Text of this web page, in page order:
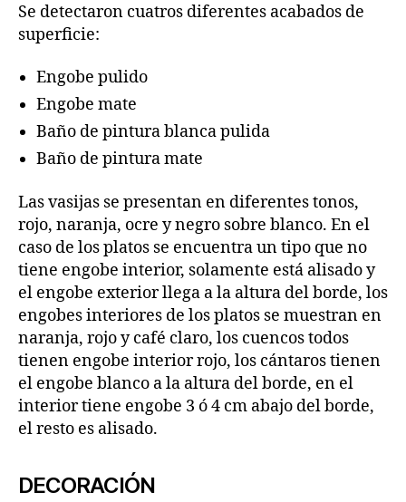
Se detectaron cuatros diferentes acabados de
superficie:
Engobe pulido
Engobe mate
Baño de pintura blanca pulida
Baño de pintura mate
Las vasijas se presentan en diferentes tonos,
rojo, naranja, ocre y negro sobre blanco. En el
caso de los platos se encuentra un tipo que no
tiene engobe interior, solamente está alisado y
el engobe exterior llega a la altura del borde, los
engobes interiores de los platos se muestran en
naranja, rojo y café claro, los cuencos todos
tienen engobe interior rojo, los cántaros tienen
el engobe blanco a la altura del borde, en el
interior tiene engobe 3 ó 4 cm abajo del borde,
el resto es alisado.
DECORACIÓN